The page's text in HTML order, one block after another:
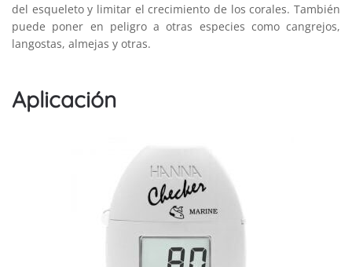
del esqueleto y limitar el crecimiento de los corales. También
puede poner en peligro a otras especies como cangrejos,
langostas, almejas y otras.
Aplicación